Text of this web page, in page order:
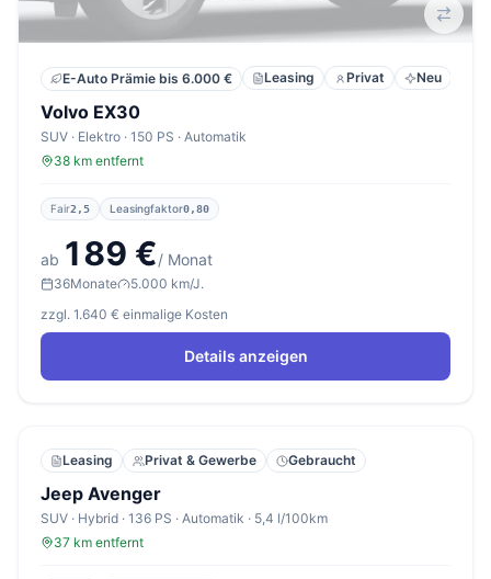
E-Auto Prämie bis 6.000 € Leasing Privat Neu
Volvo EX30
SUV · Elektro · 150 PS · Automatik
38 km entfernt
Fair2,5 Leasingfaktor0,80
ab 189 €/ Monat
36Monate
5.000 km/J.
zzgl. 1.640 € einmalige Kosten
Details anzeigen
Leasing Privat & Gewerbe Gebraucht
Jeep Avenger
SUV · Hybrid · 136 PS · Automatik · 5,4 l/100km
37 km entfernt